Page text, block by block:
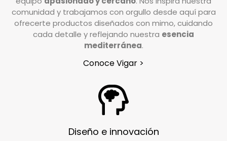
transportarlo, proporcionando mayor
comodidad al mover el cubo.
Apto para todo tipo de suelos, ya que el
escurridor ayuda a exprimir la mopa al máximo,
esfuerzo en diversas superficies.
devolverse en su estado y embalaje original. No
debe estar usado ni estropeado, y debe
conservar las etiquetas y los complementos
incluidos en la caja.
En Vigar, valoramos la confianza que depositas
en nosotros al elegir nuestros productos. Por
ello, trabajamos para garantizar su
comunidad y trabajamos con orgullo desde aquí para
ofrecerte productos diseñados con mimo, cuidando
cada detalle y reflejando nuestra esencia
mediterránea.
Conoce Vigar >
Diseño e innovación